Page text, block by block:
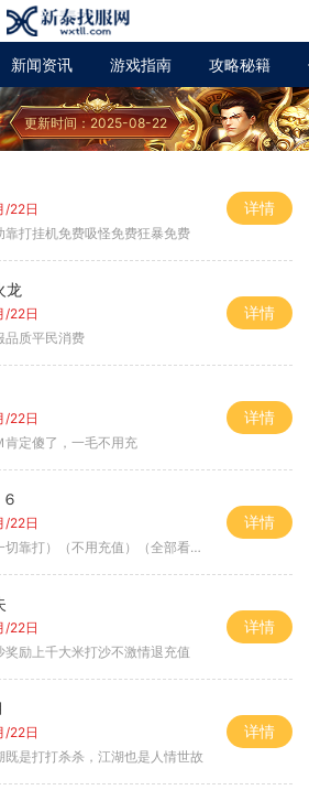
新闻资讯 游戏指南 攻略秘籍
更新时间：2025-08-22
/22日
靠打挂机免费吸怪免费狂暴免费
详情
龙
/22日
品质平民消费
详情
/22日
肯定傻了，一毛不用充
详情
/22日
切靠打）（不用充值）（全部看脸）
详情
/22日
奖励上千大米打沙不激情退充值
详情
/22日
既是打打杀杀，江湖也是人情世故
详情